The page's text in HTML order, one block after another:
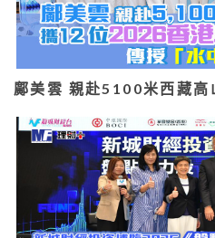
鄺美雲 親赴5100米西藏